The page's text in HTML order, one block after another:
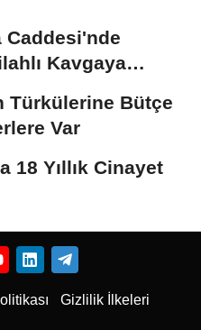
Caddesi'nde
Kavgaya
Türkülerine Bütçe
Var
18 Yıllık Cinayet
Gizlilik İlkeleri